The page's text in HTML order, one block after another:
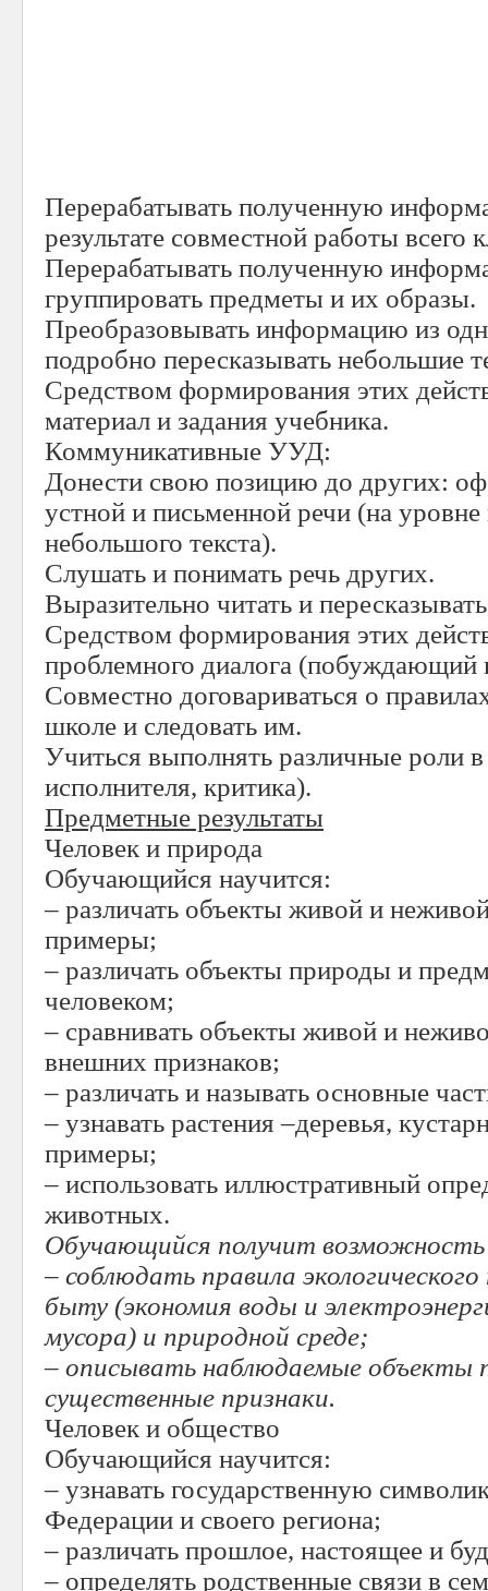
Перерабатывать полученную
результате совместной работы всего
Перерабатывать полученную
группировать предметы и их образы.
Преобразовывать информацию из
подробно пересказывать небольшие
Средством формирования этих
материал и задания учебника.
Коммуникативные УУД:
Донести свою позицию до других:
устной и письменной речи (на
небольшого текста).
Слушать и понимать речь других.
Выразительно читать и пересказывать
Средством формирования этих
проблемного диалога (побуждающий
Совместно договариваться о
школе и следовать им.
Учиться выполнять различные роли
исполнителя, критика).
Предметные результаты
Человек и природа
Обучающийся научится:
– различать объекты живой и
примеры;
– различать объекты природы и
человеком;
– сравнивать объекты живой и
внешних признаков;
– различать и называть основные
– узнавать растения –деревья,
примеры;
– использовать иллюстративный
животных.
Обучающийся получит возможность
– соблюдать правила
быту (экономия воды и
мусора) и природной среде;
– описывать наблюдаемые объекты
существенные признаки.
Человек и общество
Обучающийся научится:
– узнавать государственную
Федерации и своего региона;
– различать прошлое, настоящее и
– определять родственные связи в